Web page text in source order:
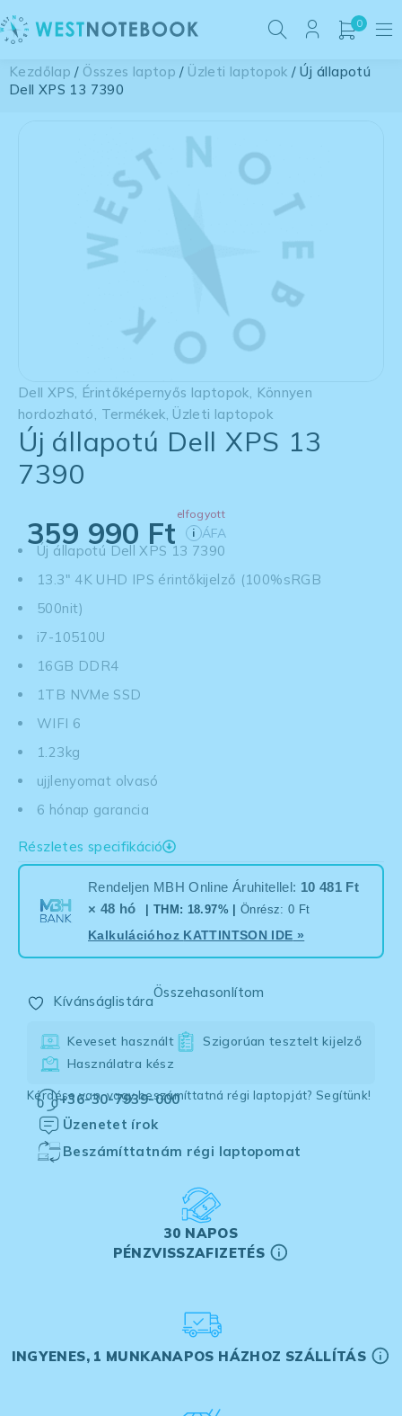
0
Kezdőlap / Összes laptop / Üzleti laptopok / Új állapotú
Dell XPS 13 7390
Dell XPS Érintőképernyős laptopok Könnyen
hordozható Termékek Üzleti laptopok
Új állapotú Dell XPS 13
7390
elfogyott
359 990 Ft i ÁFA
Új állapotú Dell XPS 13 7390
13.3" 4K UHD IPS érintőkijelző (100%sRGB
500nit)
i7-10510U
16GB DDR4
1TB NVMe SSD
WIFI 6
1.23kg
ujjlenyomat olvasó
6 hónap garancia
Részletes specifikáció
Rendeljen MBH Online Áruhitellel: 10 481 Ft
× 48 hó
| THM: 18.97% | Önrész: 0 Ft
Kalkulációhoz KATTINTSON IDE »
Kívánságlistára
Összehasonlítom
Keveset használt
Szigorúan tesztelt kijelző
Használatra kész
Kérdése van, vagy beszámíttatná régi laptopját? Segítünk!
+36-30-7939-000
Üzenetet írok
Beszámíttatnám régi laptopomat
30 NAPOS
PÉNZVISSZAFIZETÉS
INGYENES, 1 MUNKANAPOS HÁZHOZ SZÁLLÍTÁS